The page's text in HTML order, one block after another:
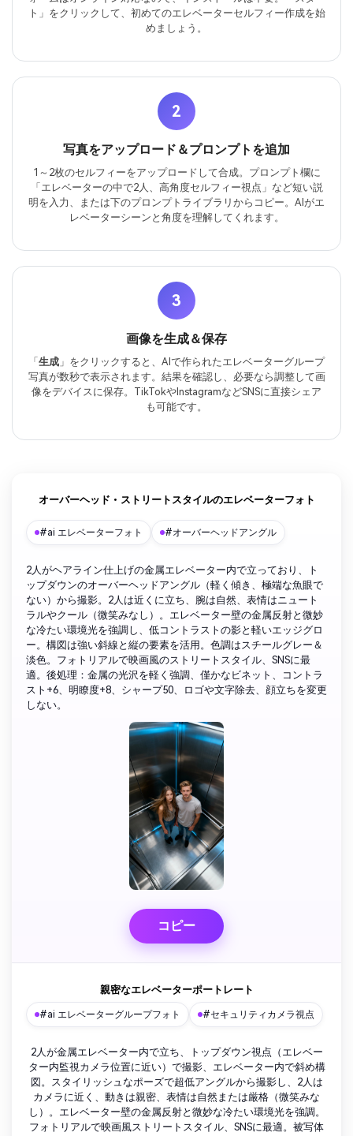
ト」をクリックして、初めてのエレベーターセルフィー作成を始
めましょう。
2
写真をアップロード＆プロンプトを追加
1～2枚のセルフィーをアップロードして合成。プロンプト欄に
「エレベーターの中で2人、高角度セルフィー視点」など短い説
明を入力、または下のプロンプトライブラリからコピー。AIがエ
レベーターシーンと角度を理解してくれます。
3
画像を生成＆保存
「 生成 」をクリックすると、AIで作られたエレベーターグループ
写真が数秒で表示されます。結果を確認し、必要なら調整して画
像をデバイスに保存。TikTokやInstagramなどSNSに直接シェア
も可能です。
オーバーヘッド・ストリートスタイルのエレベーターフォト
#ai エレベーターフォト #オーバーヘッドアングル
2人がヘアライン仕上げの金属エレベーター内で立っており、ト
ップダウンのオーバーヘッドアングル（軽く傾き、極端な魚眼で
ない）から撮影。2人は近くに立ち、腕は自然、表情はニュート
ラルやクール（微笑みなし）。エレベーター壁の金属反射と微妙
な冷たい環境光を強調し、低コントラストの影と軽いエッジグロ
ー。構図は強い斜線と縦の要素を活用。色調はスチールグレー＆
淡色。フォトリアルで映画風のストリートスタイル、SNSに最
適。後処理：金属の光沢を軽く強調、僅かなビネット、コントラ
スト+6、明瞭度+8、シャープ50、ロゴや文字除去、顔立ちを変更
しない。
コピー
親密なエレベーターポートレート
#ai エレベーターグループフォト #セキュリティカメラ視点
2人が金属エレベーター内で立ち、トップダウン視点（エレベー
ター内監視カメラ位置に近い）で撮影、エレベーター内で斜め構
図。スタイリッシュなポーズで超低アングルから撮影し、2人は
カメラに近く、動きは親密、表情は自然または厳格（微笑みな
し）。エレベーター壁の金属反射と微妙な冷たい環境光を強調。
フォトリアルで映画風ストリートスタイル、SNSに最適。被写体